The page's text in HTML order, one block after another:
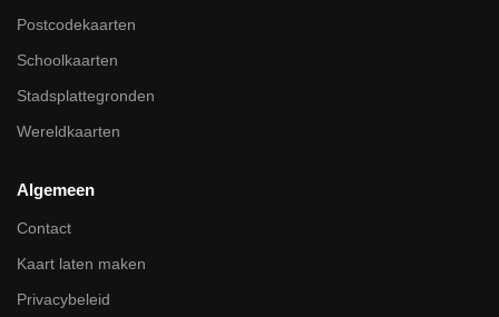
Postcodekaarten
Schoolkaarten
Stadsplattegronden
Wereldkaarten
Algemeen
Contact
Kaart laten maken
Privacybeleid